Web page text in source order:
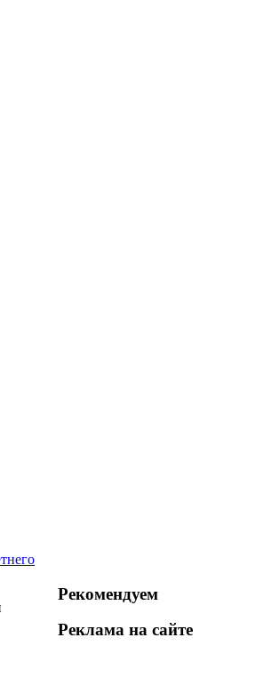
Рекомендуем
Реклама на сайте